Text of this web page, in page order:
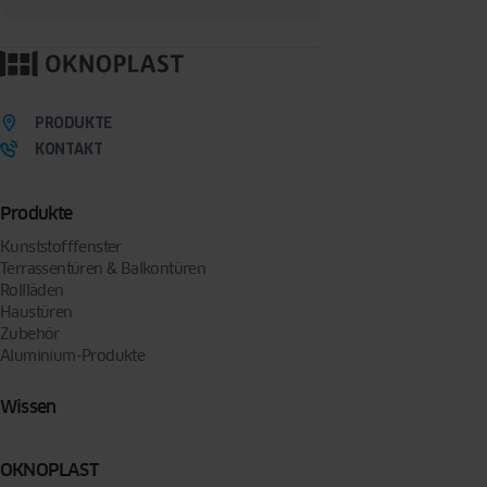
Ihre Zustimmung jederzeit widerrufen, indem Sie eine Anfrage an folgende Adresse
senden:
Produkte
Kunststofffenster
Terrassentüren & Balkontüren
Rollläden
Haustüren
Zubehör
Aluminium-Produkte
Wissen
OKNOPLAST
PRODUKTE
KONTAKT